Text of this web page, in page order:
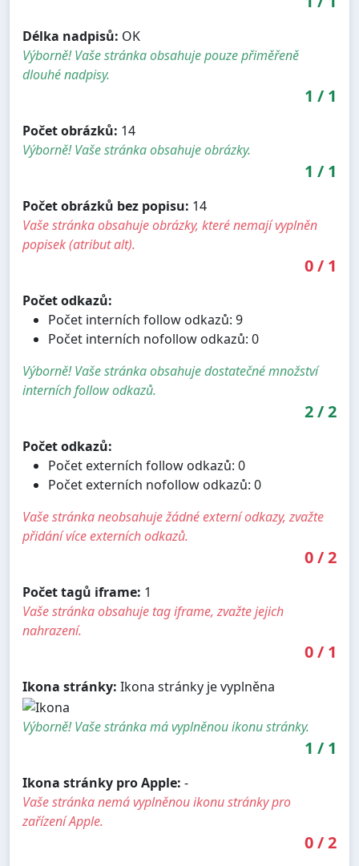
Délka nadpisů: OK
Výborně! Vaše stránka obsahuje pouze přiměřeně
dlouhé nadpisy.
1 / 1
Počet obrázků: 14
Výborně! Vaše stránka obsahuje obrázky.
1 / 1
Počet obrázků bez popisu: 14
Vaše stránka obsahuje obrázky, které nemají vyplněn
popisek (atribut alt).
0/ 1
Počet odkazů:
Počet interních follow odkazů: 9
Počet interních nofollow odkazů: 0
Výborně! Vaše stránka obsahuje dostatečné množství
interních follow odkazů.
2/2
Počet odkazů:
Počet externích follow odkazů: 0
Počet externích nofollow odkazů: 0
Vaše stránka neobsahuje žádné externí odkazy, zvažte
přidání více externích odkazů.
0/2
Počet tagů iframe: 1
Vaše stránka obsahuje tag iframe, zvažte jejich
nahrazení.
0/ 1
Ikona stránky: Ikona stránky je vyplněna
Výborně! Vaše stránka má vyplněnou ikonu stránky.
1 / 1
Ikona stránky pro Apple: -
Vaše stránka nemá vyplněnou ikonu stránky pro
zařízení Apple.
0/2